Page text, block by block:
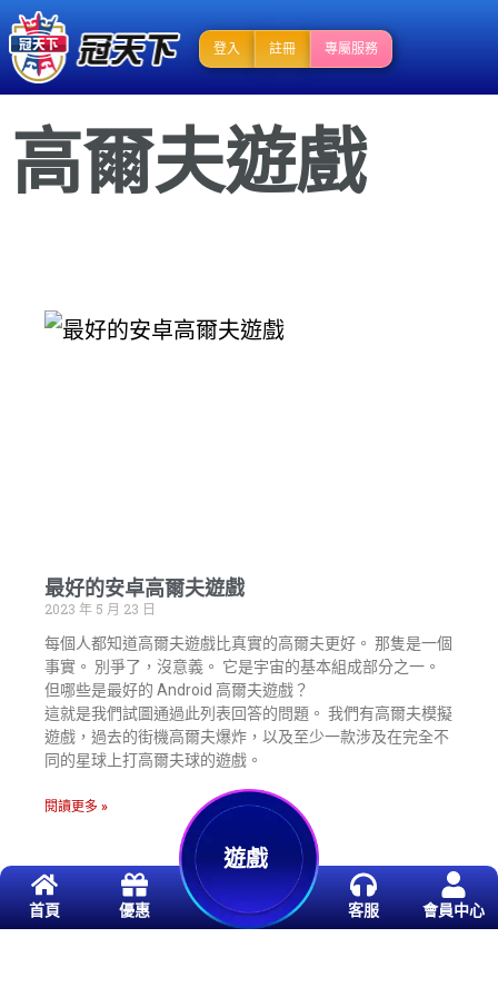
登入 註冊 專屬服務
高爾夫遊戲
最好的安卓高爾夫遊戲
2023 年 5 月 23 日
每個人都知道高爾夫遊戲比真實的高爾夫更好。 那隻是一個
事實。 別爭了，沒意義。 它是宇宙的基本組成部分之一。
但哪些是最好的 Android 高爾夫遊戲？
這就是我們試圖通過此列表回答的問題。 我們有高爾夫模擬
遊戲，過去的街機高爾夫爆炸，以及至少一款涉及在完全不
同的星球上打高爾夫球的遊戲。
閱讀更多 »
首頁 優惠
遊戲
客服 會員中心